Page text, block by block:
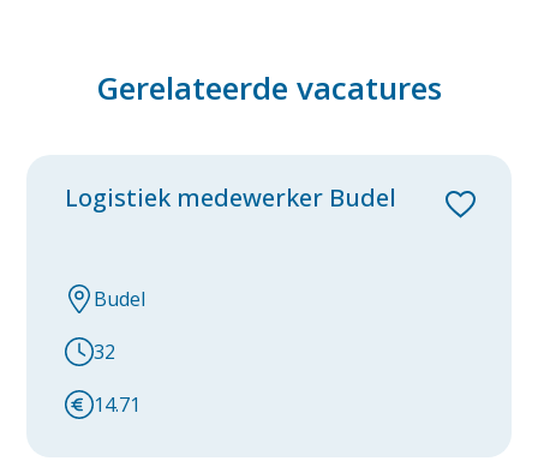
Gerelateerde vacatures
Logistiek medewerker Budel
Budel
32
14.71
Tiel
Venlo
Waalwijk
Weert
Westervoort